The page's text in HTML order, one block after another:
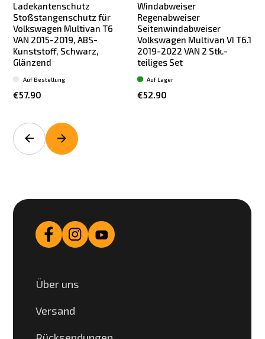
Ladekantenschutz
Stoßstangenschutz für
Volkswagen Multivan T6
VAN 2015-2019, ABS-
Kunststoff, Schwarz,
Glänzend
€57.90
Auf Bestellung
Windabweiser
Regenabweiser
Seitenwindabweiser
Volkswagen Multivan VI T6.1
2019-2022 VAN 2 Stk.-
teiliges Set
€52.90
Auf Lager
Über uns
Versand